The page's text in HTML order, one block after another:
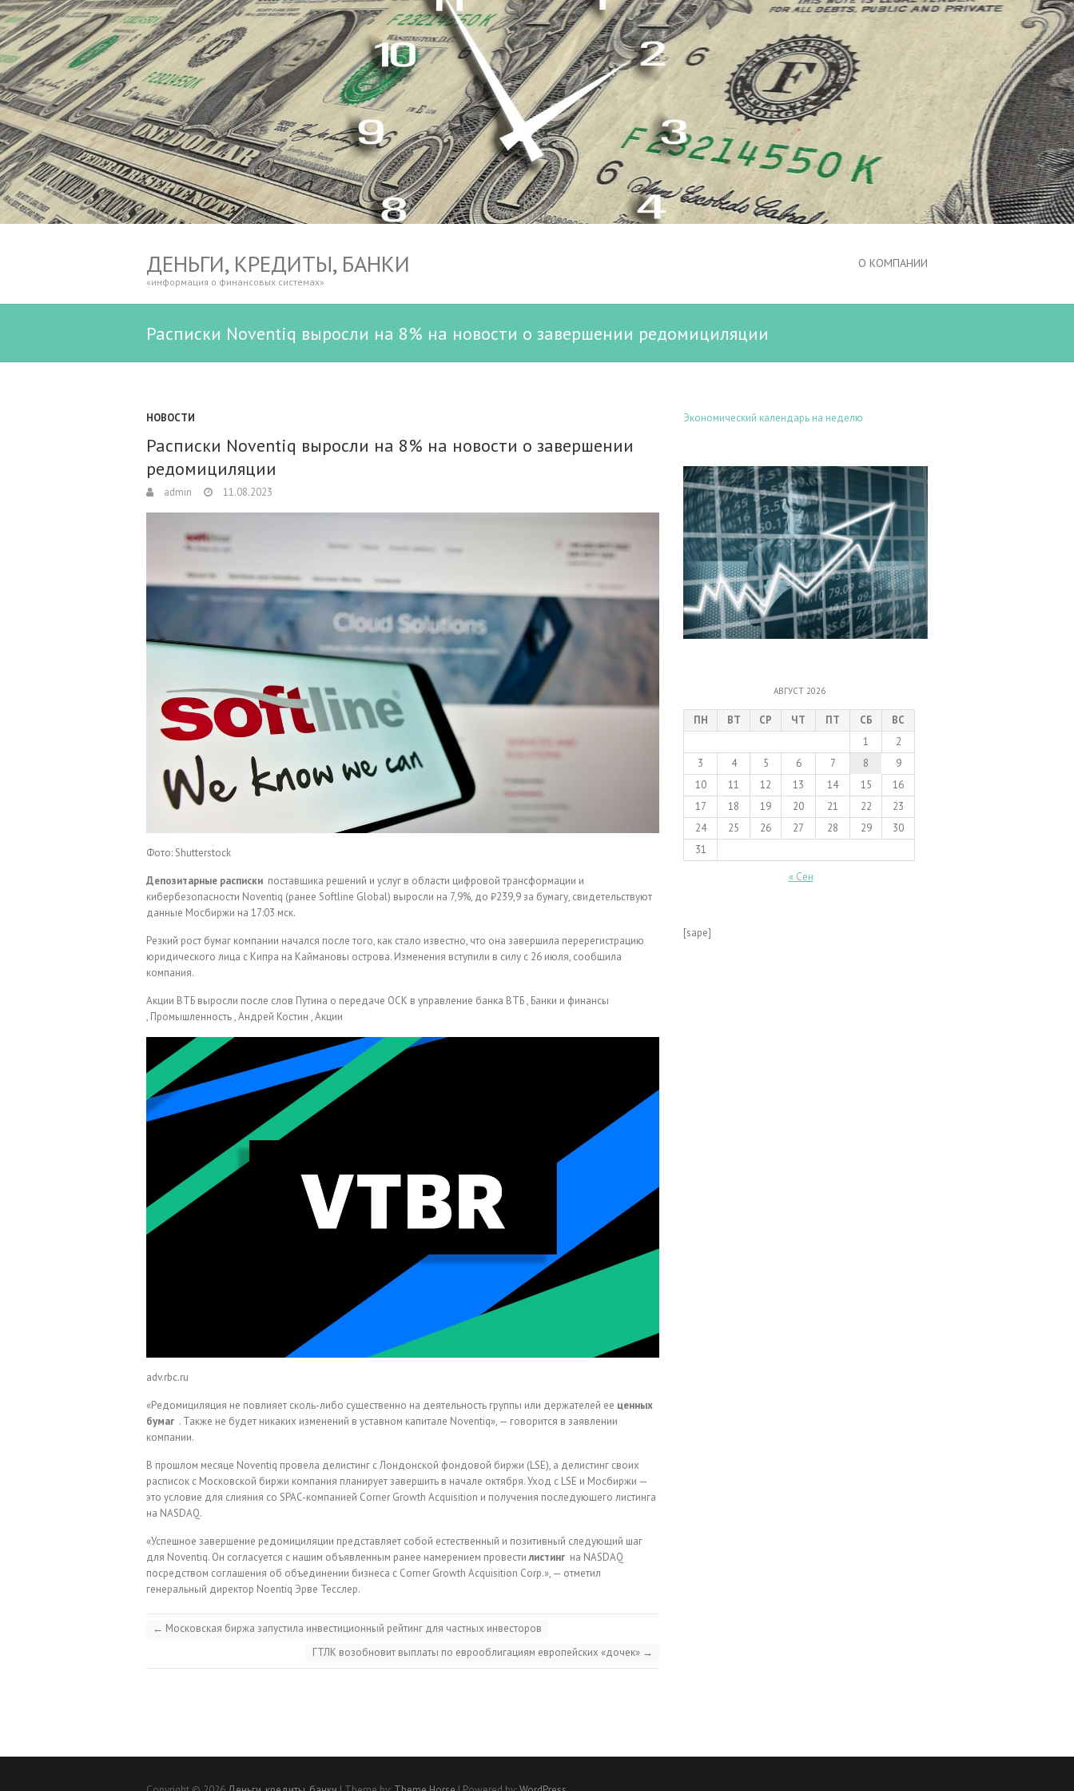
ДЕНЬГИ, КРЕДИТЫ, БАНКИ
«информация о финансовых системах»
О КОМПАНИИ
Расписки Noventiq выросли на 8% на новости о завершении редомициляции
НОВОСТИ
Расписки Noventiq выросли на 8% на новости о завершении
редомициляции
admin 11.08.2023
Фото: Shutterstock
Депозитарные расписки поставщика решений и услуг в области цифровой трансформации и
кибербезопасности Noventiq (ранее Softline Global) выросли на 7,9%, до ₽239,9 за бумагу, свидетельствуют
данные Мосбиржи на 17:03 мск.
Резкий рост бумаг компании начался после того, как стало известно, что она завершила перерегистрацию
юридического лица с Кипра на Каймановы острова. Изменения вступили в силу с 26 июля, сообщила
компания.
Акции ВТБ выросли после слов Путина о передаче ОСК в управление банка ВТБ , Банки и финансы
, Промышленность , Андрей Костин , Акции
adv.rbc.ru
«Редомициляция не повлияет сколь-либо существенно на деятельность группы или держателей ее ценных
бумаг . Также не будет никаких изменений в уставном капитале Noventiq», — говорится в заявлении
компании.
В прошлом месяце Noventiq провела делистинг с Лондонской фондовой биржи (LSE), а делистинг своих
расписок с Московской биржи компания планирует завершить в начале октября. Уход с LSE и Мосбиржи —
это условие для слияния со SPAC-компанией Corner Growth Acquisition и получения последующего листинга
на NASDAQ.
«Успешное завершение редомициляции представляет собой естественный и позитивный следующий шаг
для Noventiq. Он согласуется с нашим объявленным ранее намерением провестилистинг на NASDAQ
посредством соглашения об объединении бизнеса с Corner Growth Acquisition Corp.», — отметил
генеральный директор Noentiq Эрве Тесслер.
← Московская биржа запустила инвестиционный рейтинг для частных инвесторов
ГТЛК возобновит выплаты по еврооблигациям европейских «дочек» →
Экономический календарь на неделю
АВГУСТ 2026
ПН ВТ СР ЧТ ПТ СБ
ВС
1
2
3
4 5 6 7 8
9
10
11 12 13 14 15
16
17
18 19 20 21 22
23
24
25 26 27 28 29
30
31
« Сен
[sape]